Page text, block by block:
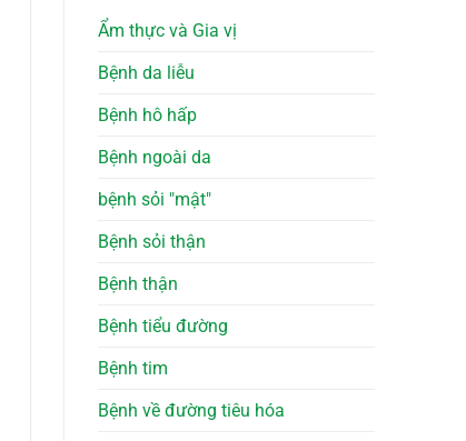
Ẩm thực và Gia vị
Bệnh da liễu
Bệnh hô hấp
Bệnh ngoài da
bệnh sỏi "mật"
Bệnh sỏi thận
Bệnh thận
Bệnh tiểu đường
Bệnh tim
Bệnh về đường tiêu hóa